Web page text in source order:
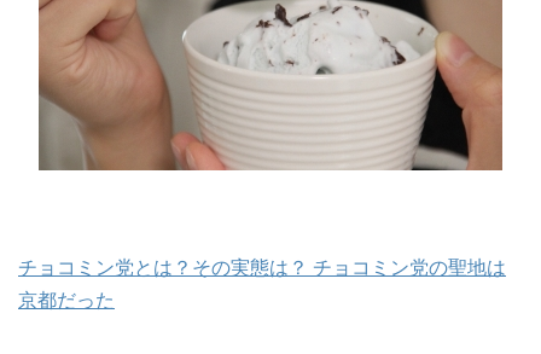
チョコミン党とは？その実態は？ チョコミン党の聖地は
京都だった